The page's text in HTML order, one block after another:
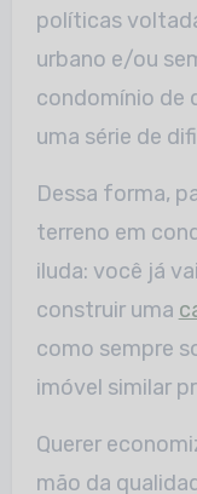
políticas
urbano e/ou
condomínio de
uma série de
Dessa forma,
terreno em
iluda: você já
construir uma
como sempre
imóvel similar
Querer
mão da